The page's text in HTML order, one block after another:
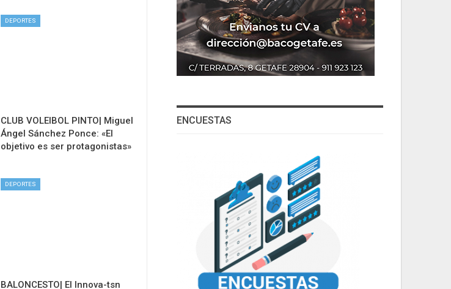
DEPORTES
CLUB VOLEIBOL PINTO| Miguel
Ángel Sánchez Ponce: «El
objetivo es ser protagonistas»
DEPORTES
BALONCESTO| El Innova-tsn
ENCUESTAS